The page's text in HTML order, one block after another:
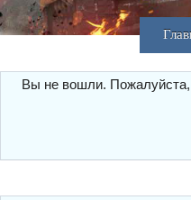
Вы не вошли. Пожалуйста,